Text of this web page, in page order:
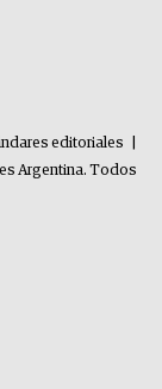
editoriales
Argentina. Todos